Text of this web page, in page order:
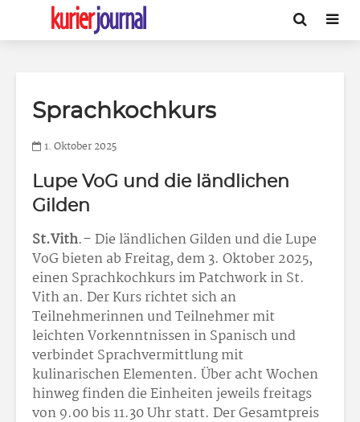
Sprachkochkurs
1. Oktober 2025
Lupe VoG und die ländlichen
Gilden
St.Vith.– Die ländlichen Gilden und die Lupe
VoG bieten ab Freitag, dem 3. Oktober 2025,
einen Sprachkochkurs im Patchwork in St.
Vith an. Der Kurs richtet sich an
Teilnehmerinnen und Teilnehmer mit
leichten Vorkenntnissen in Spanisch und
verbindet Sprachvermittlung mit
kulinarischen Elementen. Über acht Wochen
hinweg finden die Einheiten jeweils freitags
von 9.00 bis 11.30 Uhr statt. Der Gesamtpreis